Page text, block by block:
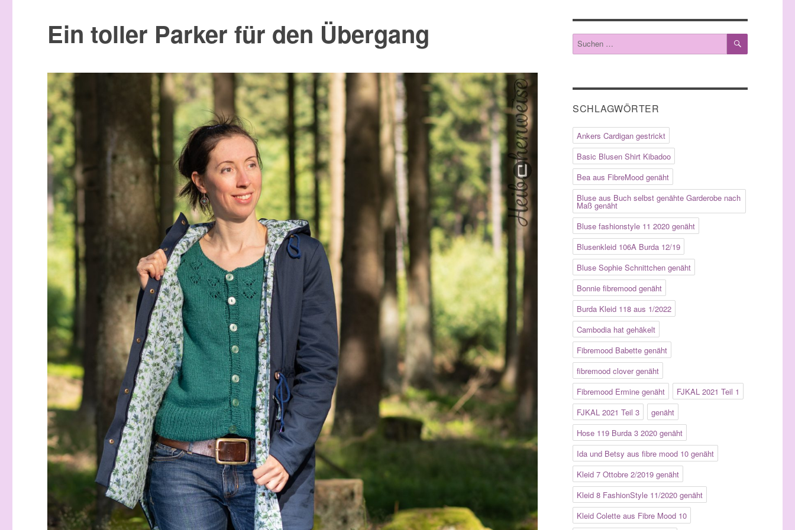
Ein toller Parker für den Übergang
Suche
nach:
SUCHEN
SCHLAGWÖRTER
Ankers Cardigan gestrickt
Basic Blusen Shirt Kibadoo
Bea aus FibreMood genäht
Bluse aus Buch selbst genähte Garderobe nach
Maß genäht
Bluse fashionstyle 11 2020 genäht
Blusenkleid 106A Burda 12/19
Bluse Sophie Schnittchen genäht
Bonnie fibremood genäht
Burda Kleid 118 aus 1/2022
Cambodia hat gehäkelt
Fibremood Babette genäht
fibremood clover genäht
Fibremood Ermine genäht
FJKAL 2021 Teil 1
FJKAL 2021 Teil 3
genäht
Hose 119 Burda 3 2020 genäht
Ida und Betsy aus fibre mood 10 genäht
Kleid 7 Ottobre 2/2019 genäht
Kleid 8 FashionStyle 11/2020 genäht
Kleid Colette aus Fibre Mood 10